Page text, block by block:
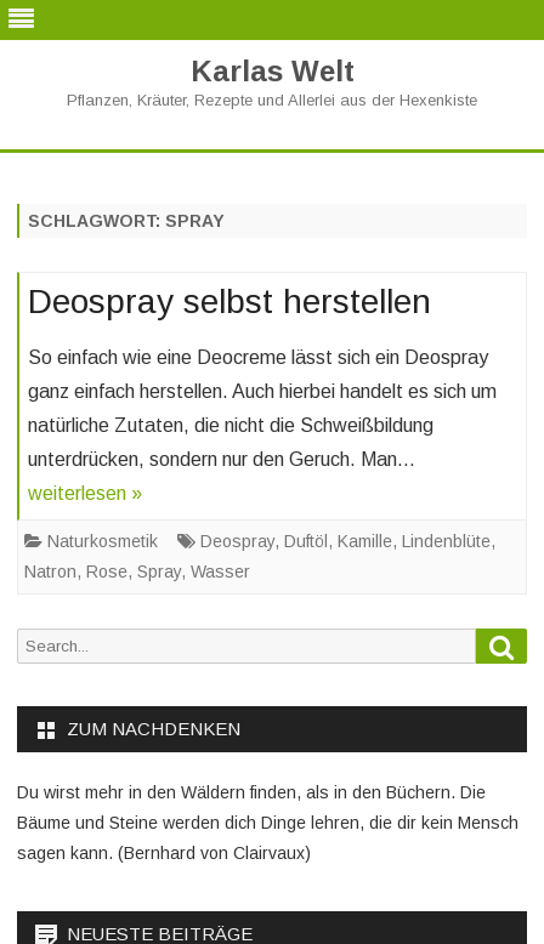
Karlas Welt
Pflanzen, Kräuter, Rezepte und Allerlei aus der Hexenkiste
SCHLAGWORT: SPRAY
Deospray selbst herstellen
So einfach wie eine Deocreme lässt sich ein Deospray
ganz einfach herstellen. Auch hierbei handelt es sich um
natürliche Zutaten, die nicht die Schweißbildung
unterdrücken, sondern nur den Geruch. Man…
weiterlesen »
Naturkosmetik Deospray, Duftöl , Kamille, Lindenblüte,
Natron, Rose, Spray, Wasser
Search
ZUM NACHDENKEN
Du wirst mehr in den Wäldern finden, als in den Büchern. Die
Bäume und Steine werden dich Dinge lehren, die dir kein Mensch
sagen kann. (Bernhard von Clairvaux)
NEUESTE BEITRÄGE